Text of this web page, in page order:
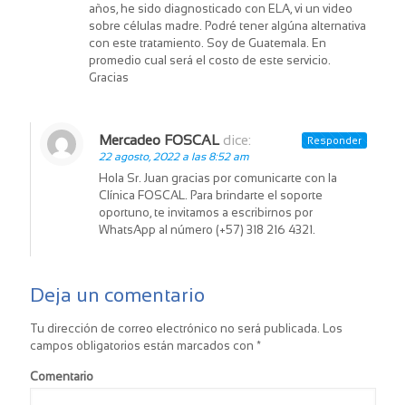
años, he sido diagnosticado con ELA, vi un video
sobre células madre. Podré tener algúna alternativa
con este tratamiento. Soy de Guatemala. En
promedio cual será el costo de este servicio.
Gracias
Mercadeo FOSCAL dice:
22 agosto, 2022 a las 8:52 am
Hola Sr. Juan gracias por comunicarte con la
Clínica FOSCAL. Para brindarte el soporte
oportuno, te invitamos a escribirnos por
WhatsApp al número (+57) 318 216 4321.
Responder
Deja un comentario
Tu dirección de correo electrónico no será publicada. Los
campos obligatorios están marcados con *
Comentario